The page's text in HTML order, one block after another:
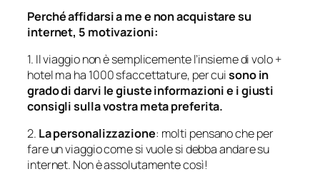
Perché affidarsi a me e non acquistare su
internet, 5 motivazioni:
1. Il viaggio non è semplicemente l’insieme di volo +
hotel ma ha 1000 sfaccettature, per cuisono in
grado di darvi le giuste informazioni e i giusti
consigli sulla vostra meta preferita.
2. La personalizzazione: molti pensano che per
fare un viaggio come si vuole si debba andare su
internet. Non è assolutamente così!